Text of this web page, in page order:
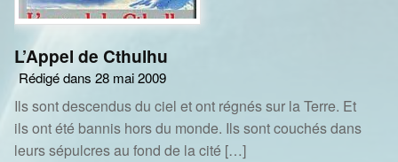
L’Appel de Cthulhu
Rédigé dans 28 mai 2009
Ils sont descendus du ciel et ont régnés sur la Terre. Et
ils ont été bannis hors du monde. Ils sont couchés dans
leurs sépulcres au fond de la cité […]